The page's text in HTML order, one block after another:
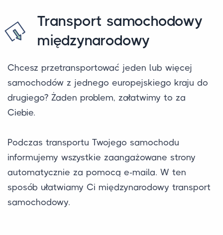
Transport samochodowy
międzynarodowy
Chcesz przetransportować jeden lub więcej
samochodów z jednego europejskiego kraju do
drugiego? Żaden problem, załatwimy to za
Ciebie.
Podczas transportu Twojego samochodu
informujemy wszystkie zaangażowane strony
automatycznie za pomocą e-maila. W ten
sposób ułatwiamy Ci międzynarodowy transport
samochodowy.